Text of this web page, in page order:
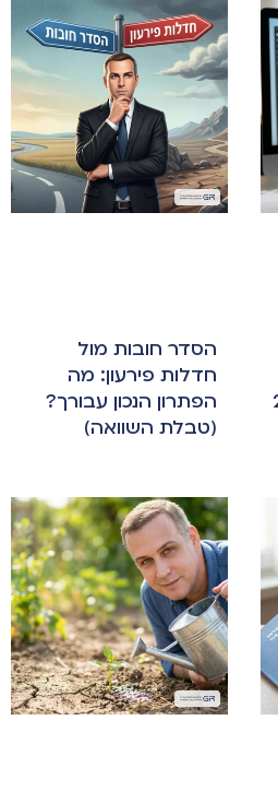
הסדר חובות מול
חדלות פירעון: מה
הפתרון הנכון עבורך?
(טבלת השוואה)